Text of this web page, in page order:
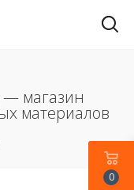
магазин
материалов
0